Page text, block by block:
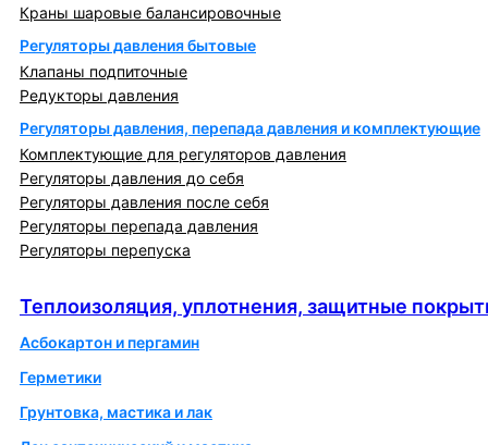
Краны шаровые балансировочные
Регуляторы давления бытовые
Клапаны подпиточные
Редукторы давления
Регуляторы давления, перепада давления и комплектующие
Комплектующие для регуляторов давления
Регуляторы давления до себя
Регуляторы давления после себя
Регуляторы перепада давления
Регуляторы перепуска
Теплоизоляция, уплотнения, защитные
Асбокартон и пергамин
Герметики
Грунтовка, мастика и лак